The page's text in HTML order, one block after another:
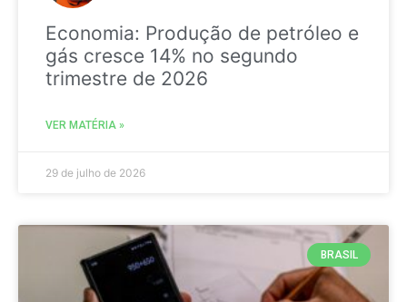
Economia: Produção de petróleo e
gás cresce 14% no segundo
trimestre de 2026
VER MATÉRIA »
29 de julho de 2026
BRASIL